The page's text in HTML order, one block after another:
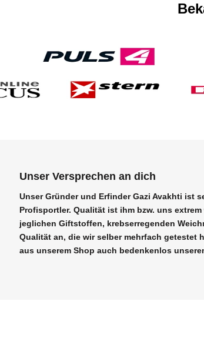
Unser Versprechen an dich
Unser Gründer und Erfinder Gazi Avakhti ist
Profisportler. Qualität ist ihm bzw. uns
jeglichen Giftstoffen, krebserregenden
Qualität an, die wir selber mehrfach getestet
aus unserem Shop auch bedenkenlos